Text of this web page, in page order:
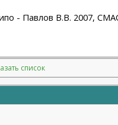
- Павлов В.В. 2007,
список